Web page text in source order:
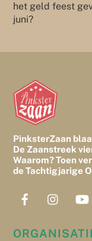
het geld feest
juni?
PinksterZaan
De Zaanstreek
Waarom? Toen
de Tachtigjarige